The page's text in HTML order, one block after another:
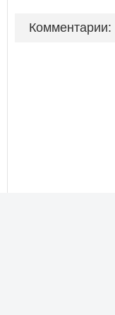
Комментарии: